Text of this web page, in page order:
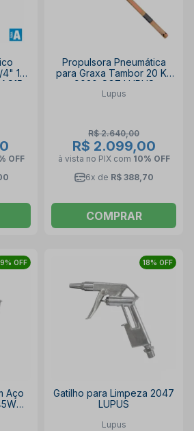
15
OFF
Propulsora Pneumática
para Graxa Tambor 20 Kg
9020-SG7 LUPUS
Lupus
R$ 2.640,00
R$ 2.099,00
à vista no PIX com 10% OFF
6x de R$ 388,70
COMPRAR
OFF
Aço
18% OFF
Gatilho para Limpeza 2047
LUPUS
Lupus